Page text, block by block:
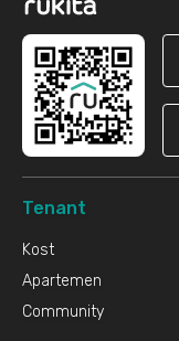
Tenant
Kost
Apartemen
Community